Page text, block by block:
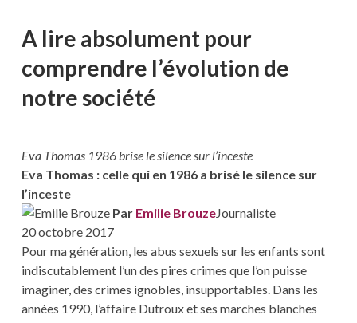
A lire absolument pour
comprendre l’évolution de
notre société
Eva Thomas 1986 brise le silence sur l’inceste
Eva Thomas : celle qui en 1986 a brisé le silence sur
l’inceste
ParEmilie BrouzeJournaliste
20 octobre 2017
Pour ma génération, les abus sexuels sur les enfants sont
indiscutablement l’un des pires crimes que l’on puisse
imaginer, des crimes ignobles, insupportables. Dans les
années 1990, l’affaire Dutroux et ses marches blanches